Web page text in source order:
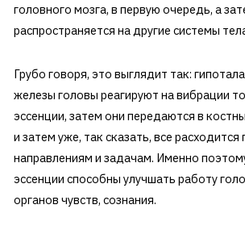
головного мозга, в первую очередь, а
распространяется на другие системы
Грубо говоря, это выглядит так:
железы головы реагируют на вибрации
эссенции, затем они передаются в
и затем уже, так сказать, все
направлениям и задачам. Именно
эссенции способны улучшать работу
органов чувств, сознания.